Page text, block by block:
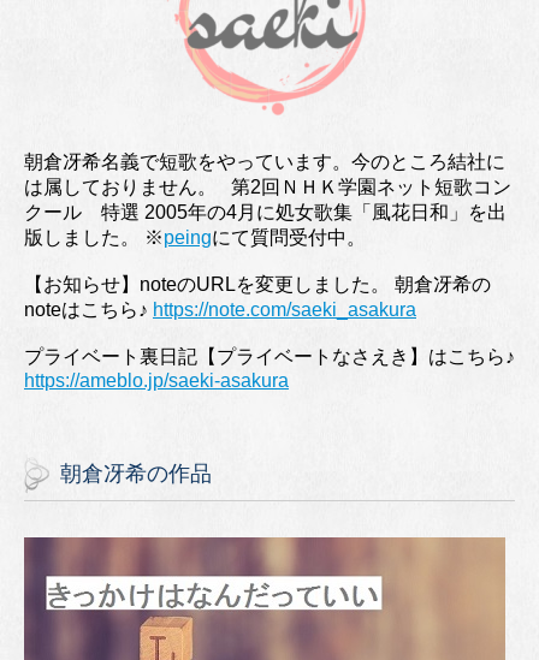
朝倉冴希名義で短歌をやっています。今のところ結社に
は属しておりません。 第2回ＮＨＫ学園ネット短歌コン
クール 特選 2005年の4月に処女歌集「風花日和」を出
版しました。 ※peingにて質問受付中。
【お知らせ】noteのURLを変更しました。 朝倉冴希の
noteはこちら♪ https://note.com/saeki_asakura
プライベート裏日記【プライベートなさえき】はこちら♪
https://ameblo.jp/saeki-asakura
朝倉冴希の作品